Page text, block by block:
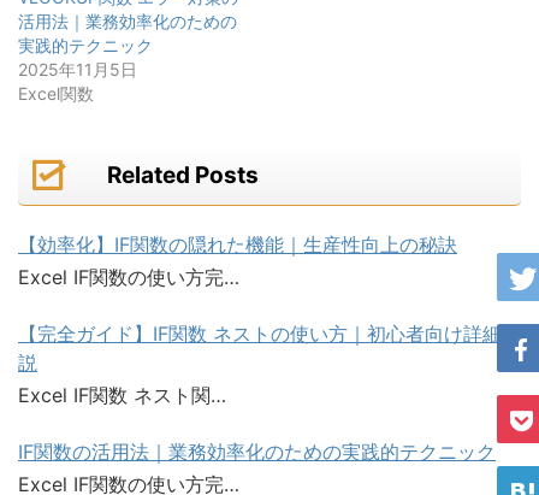
活用法｜業務効率化のための
実践的テクニック
2025年11月5日
Excel関数
Related Posts
【効率化】IF関数の隠れた機能｜生産性向上の秘訣
Excel IF関数の使い方完…
【完全ガイド】IF関数 ネストの使い方｜初心者向け詳細解
説
Excel IF関数 ネスト関…
IF関数の活用法｜業務効率化のための実践的テクニック
Excel IF関数の使い方完…